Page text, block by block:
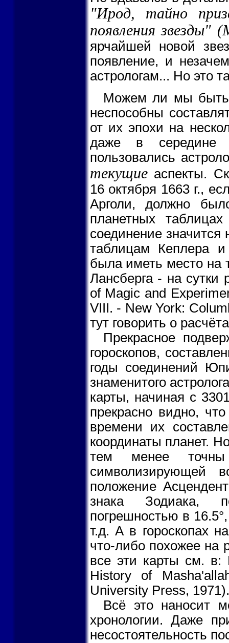
"Ирод, тайно
появления звезды"
ярчайшей новой
появление, и
астрологам... Но это
Можем ли мы быть
неспособны
от их эпохи на
даже в середине
пользовались
текущиеаспекты.
16 октября 1663 г.,
Арголи, должно
планетных
соединение значится
таблицам Кеплера
была иметь место на
Лансберга - на
of Magic and
VIII. - New York:
тут говорить о
Прекрасное
гороскопов,
годы соединений
знаменитого
карты, начиная с
прекрасно видно,
времени их
координаты планет.
тем менее
символизирующей
положение
знака Зодиака,
погрешностью в
т.д. А в гороскопах
что-либо похожее на
все эти карты см. в:
History of
University Press, 1971).
Всё это наносит
хронологии. Даже
несостоятельность